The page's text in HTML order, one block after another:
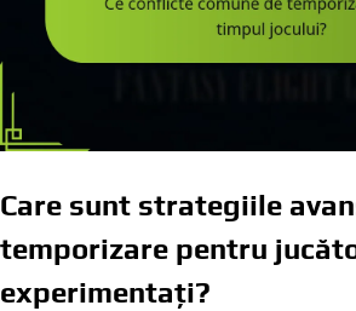
Care sunt strategiile
temporizare pentru
experimentați?